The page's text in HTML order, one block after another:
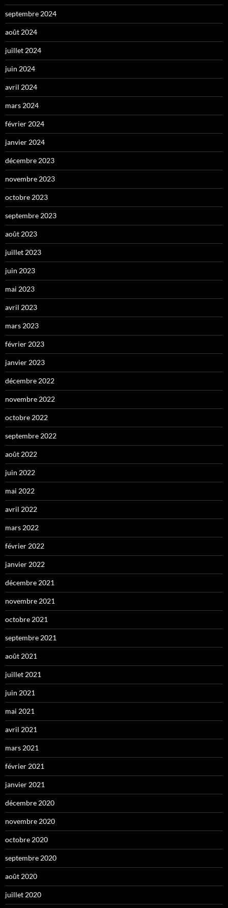
septembre 2024
août 2024
juillet 2024
juin 2024
avril 2024
mars 2024
février 2024
janvier 2024
décembre 2023
novembre 2023
octobre 2023
septembre 2023
août 2023
juillet 2023
juin 2023
mai 2023
avril 2023
mars 2023
février 2023
janvier 2023
décembre 2022
novembre 2022
octobre 2022
septembre 2022
août 2022
juin 2022
mai 2022
avril 2022
mars 2022
février 2022
janvier 2022
décembre 2021
novembre 2021
octobre 2021
septembre 2021
août 2021
juillet 2021
juin 2021
mai 2021
avril 2021
mars 2021
février 2021
janvier 2021
décembre 2020
novembre 2020
octobre 2020
septembre 2020
août 2020
juillet 2020